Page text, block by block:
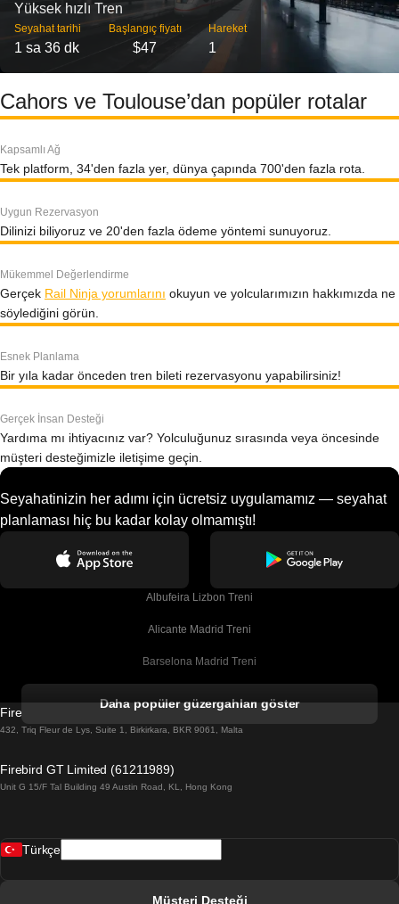
Yüksek hızlı Tren
Seyahat tarihi
1 sa 36 dk
Başlangıç ​​fiyatı
$47
Hareket
1
Cahors ve Toulouse’dan popüler rotalar
Kapsamlı Ağ
Tek platform, 34'den fazla yer, dünya çapında 700'den fazla rota.
Uygun Rezervasyon
Dilinizi biliyoruz ve 20'den fazla ödeme yöntemi sunuyoruz.
Mükemmel Değerlendirme
Gerçek Rail Ninja yorumlarını okuyun ve yolcularımızın hakkımızda ne
söylediğini görün.
Esnek Planlama
Bir yıla kadar önceden tren bileti rezervasyonu yapabilirsiniz!
Gerçek İnsan Desteği
Yardıma mı ihtiyacınız var? Yolculuğunuz sırasında veya öncesinde
müşteri desteğimizle iletişime geçin.
Seyahatinizin her adımı için ücretsiz uygulamamız — seyahat
planlaması hiç bu kadar kolay olmamıştı!
Albufeira Lizbon Treni
Alicante Madrid Treni
Barselona Madrid Treni
Barselona Sevilla Treni
Belfast Dublin Treni
Daha popüler güzergahları göster
Firebird GT Limited (OC 1451)
432, Triq Fleur de Lys, Suite 1, Birkirkara, BKR 9061, Malta
Firebird GT Limited (61211989)
Unit G 15/F Tal Building 49 Austin Road, KL, Hong Kong
Türkçe
Müşteri Desteği